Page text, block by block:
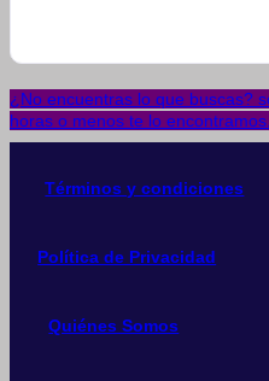
¿No encuentras lo que buscas?
horas o menos te lo encontramos.
Términos y condiciones
Política de Privacidad
Quiénes Somos